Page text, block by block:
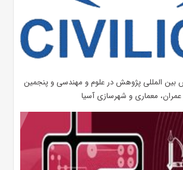
بین المللی پژوهش در علوم و مهندسی و پنجمین
عمران، معماری و شهرسازی آسیا